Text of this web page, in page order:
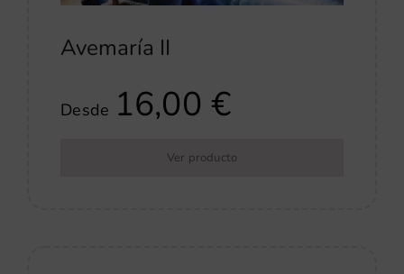
Avemaría II
Desde 16,00€
Ver producto